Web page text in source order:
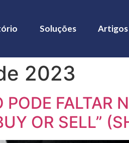
Soluções Artigos
2023
FALTAR
OR SELL”